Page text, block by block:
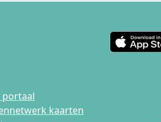
kaarten